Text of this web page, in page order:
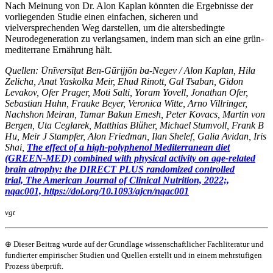
Nach Meinung von Dr. Alon Kaplan könnten die Ergebnisse der
vorliegenden Studie einen einfachen, sicheren und
vielversprechenden Weg darstellen, um die altersbedingte
Neurodegeneration zu verlangsamen, indem man sich an eine grün-
mediterrane Ernährung hält.
Quellen: Ūnīversīṭat Ben-Gūrijjōn ba-Negev / Alon Kaplan, Hila
Zelicha, Anat Yaskolka Meir, Ehud Rinott, Gal Tsaban, Gidon
Levakov, Ofer Prager, Moti Salti, Yoram Yovell, Jonathan Ofer,
Sebastian Huhn, Frauke Beyer, Veronica Witte, Arno Villringer,
Nachshon Meiran, Tamar Bakun Emesh, Peter Kovacs, Martin von
Bergen, Uta Ceglarek, Matthias Blüher, Michael Stumvoll, Frank B
Hu, Meir J Stampfer, Alon Friedman, Ilan Shelef, Galia Avidan, Iris
Shai, The effect of a high-polyphenol Mediterranean diet
(GREEN-MED) combined with physical activity on age-related
brain atrophy: the DIRECT PLUS randomized controlled
trial, The American Journal of Clinical Nutrition, 2022;,
nqac001, https://doi.org/10.1093/ajcn/nqac001
vgt
⊕ Dieser Beitrag wurde auf der Grundlage wissenschaftlicher Fachliteratur und
fundierter empirischer Studien und Quellen erstellt und in einem mehrstufigen
Prozess überprüft.